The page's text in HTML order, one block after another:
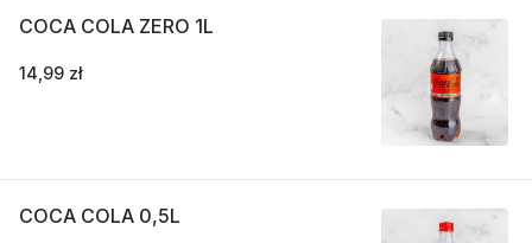
COCA COLA ZERO 1L
14,99 zł
COCA COLA 0,5L